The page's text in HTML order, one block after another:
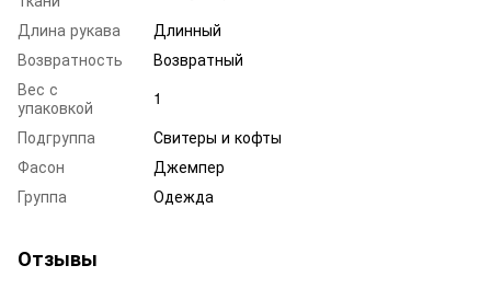
Длина рукава
Длинный
Возвратность
Возвратный
Вес с
упаковкой
1
Подгруппа
Свитеры и кофты
Фасон
Джемпер
Группа
Одежда
Отзывы